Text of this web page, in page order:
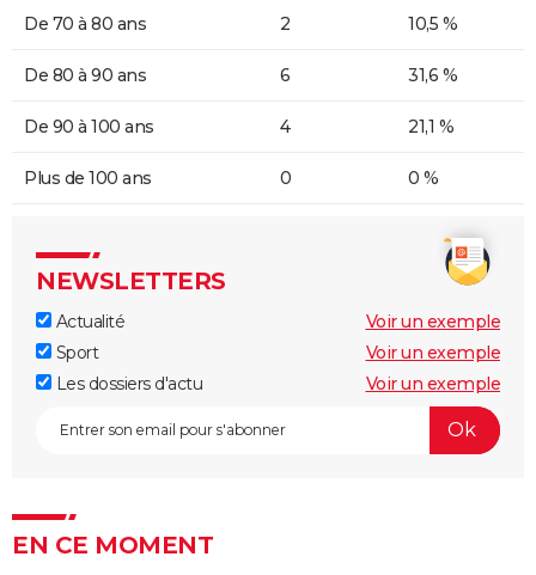
De 70 à 80 ans 2 10,5 %
De 80 à 90 ans 6 31,6 %
De 90 à 100 ans 4 21,1 %
Plus de 100 ans 0 0 %
NEWSLETTERS
Actualité
Voir un exemple
Sport
Voir un exemple
Les dossiers d'actu
Voir un exemple
EN CE MOMENT